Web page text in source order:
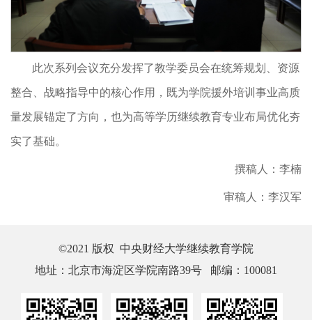
此次系列会议充分发挥了教学委员会在统筹规划、资源
整合、战略指导中的核心作用，既为学院援外培训事业高质
量发展锚定了方向，也为高等学历继续教育专业布局优化夯
实了基础。
撰稿人：李楠
审稿人：李汉军
©2021 版权 中央财经大学继续教育学院
地址：北京市海淀区学院南路39号 邮编：100081